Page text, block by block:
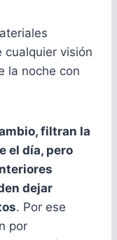
cualquier visión
la noche con
filtran la
el día, pero
dejar
. Por ese
por